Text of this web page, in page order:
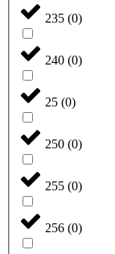
235 (0)
240 (0)
25 (0)
250 (0)
255 (0)
256 (0)